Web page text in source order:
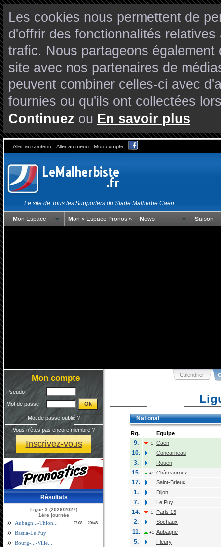
Les cookies nous permettent de
d'offrir des fonctionnalités
trafic. Nous partageons
site avec nos partenaires de
peuvent combiner celles-ci avec
fournies ou qu'ils ont collectées
Continuez ou En savoir plus
Aller au contenu Aller au menu Mon compte
Le site de Tous les Supporters du Stade Malherbe Caen
Mon Espace Mon « Espace Pronos » News Saison
Mon compte
Pseudo
Mot de passe
Mot de passe oublié ?
Vous n'êtes pas encore membre ?
Inscrivez-vous
Résultats
Ligue 3 (2026/2027)
1ère journèe
Aubagn...-Thion... 07.08 20h45
Bastia-Le Puy - -
Bourg-...-Ville... - -
Calendrier
National
Rg. Equipe
9. -1 Caen
10. Concarneau
3. Rouen
15. +1 Châteauroux
17. Saint-Brieuc
1. Dijon
7. Le Puy
14. -1 Paris 13
2. Sochaux
11. +1 Aubagne
5. Fleury